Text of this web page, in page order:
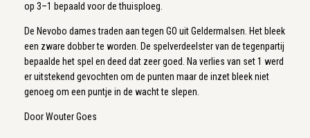
op 3–1 bepaald voor de thuisploeg.
De Nevobo dames traden aan tegen GO uit Geldermalsen. Het bleek
een zware dobber te worden. De spelverdeelster van de tegenpartij
bepaalde het spel en deed dat zeer goed. Na verlies van set 1 werd
er uitstekend gevochten om de punten maar de inzet bleek niet
genoeg om een puntje in de wacht te slepen.
Door Wouter Goes